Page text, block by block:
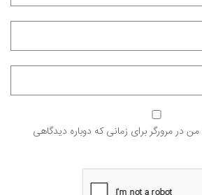
در مرورگر برای زمانی که دوباره دیدگاهی